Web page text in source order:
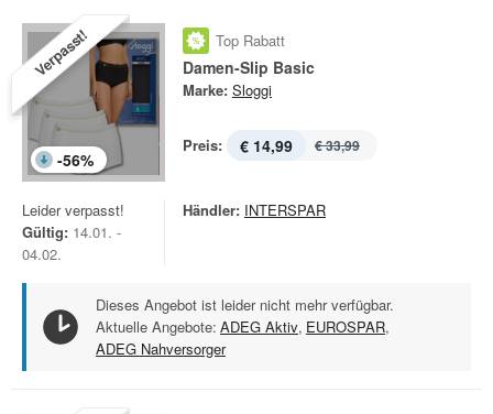
Verpasst!
-56%
Top Rabatt
Damen-Slip Basic
Marke: Sloggi
Preis: € 14,99 € 33,99
Leider verpasst!
Gültig: 14.01. -
04.02.
Händler: INTERSPAR
Dieses Angebot ist leider nicht mehr verfügbar.
Aktuelle Angebote: ADEG Aktiv, EUROSPAR,
ADEG Nahversorger